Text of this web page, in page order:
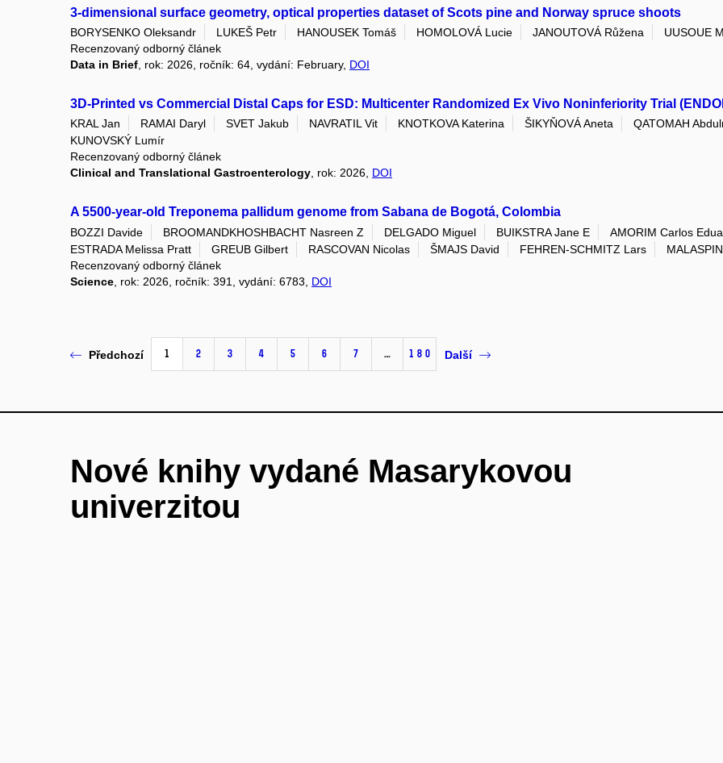
3-dimensional surface geometry, optical properties dataset of Scots pine and Norway spruce shoots
BORYSENKO Oleksandr LUKEŠ Petr HANOUSEK Tomáš HOMOLOVÁ Lucie JANOUTOVÁ Růžena
UUSOUE
Recenzovaný odborný článek
Data in Brief , rok: 2026, ročník: 64, vydání: February, DOI
3D-Printed vs Commercial Distal Caps for ESD: Multicenter Randomized Ex Vivo Noninferiority Trial
KRAL Jan RAMAI Daryl SVET Jakub NAVRATIL Vit KNOTKOVA Katerina ŠIKYŇOVÁ Aneta
QATOMAH
KUNOVSKÝ Lumír
Recenzovaný odborný článek
Clinical and Translational Gastroenterology, rok: 2026, DOI
A 5500-year-old Treponema pallidum genome from Sabana de Bogotá, Colombia
BOZZI Davide BROOMANDKHOSHBACHT Nasreen Z DELGADO Miguel BUIKSTRA Jane E
AMORIM Carlos
ESTRADA Melissa Pratt
GREUB Gilbert RASCOVAN Nicolas ŠMAJS David FEHREN-SCHMITZ Lars
Recenzovaný odborný článek
Science , rok: 2026, ročník: 391, vydání: 6783, DOI
Předchozí 1 2 3 4 5 6 7 … 180 Další
Nové knihy vydané Masarykovou
univerzitou